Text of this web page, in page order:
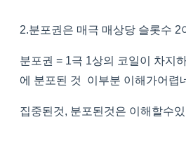
2.분포권은 매극 매상당 슬롯수 2
분포권 = 1극 1상의 코일이 차지
에 분포된 것 이부분 이해가어렵
집중된것, 분포된것은 이해할수